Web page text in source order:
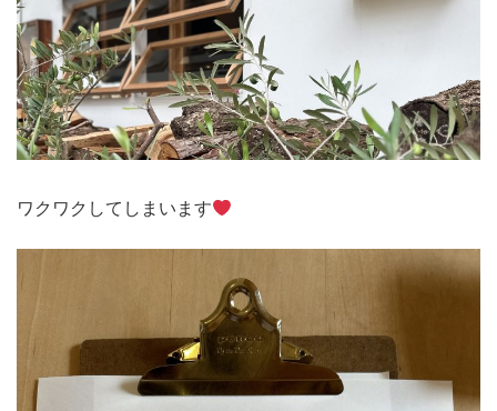
ワクワクしてしまいます